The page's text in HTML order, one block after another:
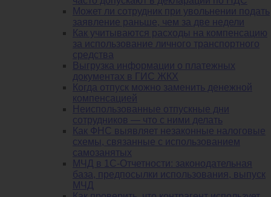
Может ли сотрудник при увольнении подать
заявление раньше, чем за две недели
Как учитываются расходы на компенсацию
за использование личного транспортного
средства
Выгрузка информации о платежных
документах в ГИС ЖКХ
Когда отпуск можно заменить денежной
компенсацией
Неиспользованные отпускные дни
сотрудников — что с ними делать
Как ФНС выявляет незаконные налоговые
схемы, связанные с использованием
самозанятых
МЧД в 1С-Отчетности: законодательная
база, предпосылки использования, выпуск
МЧД